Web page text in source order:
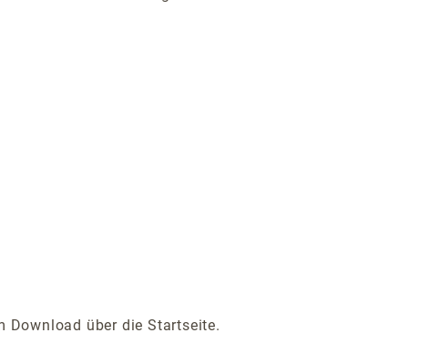
Download über die Startseite.